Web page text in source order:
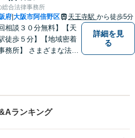
総合法律事務所
府 大阪市阿倍野区 天王寺駅 から徒歩5分
相談３０分無料】【天
徒歩５分】【地域密着
務所】 さまざまな法律
インターネット上のト
に注力！！
詳細を見
る
ランキング